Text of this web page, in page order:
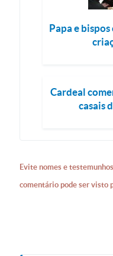
Papa e
Cardeal
casais
Evite nomes e
comentário pode ser visto